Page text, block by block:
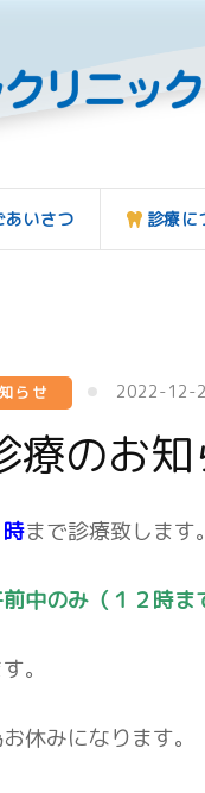
あいさつ 診療に
らせ 2022-12-
療のお
時まで診療致します。
中のみ（１２時ま
。
休みになります。